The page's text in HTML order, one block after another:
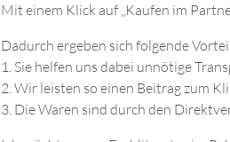
Mit einem Klick auf „Kaufen im
Dadurch ergeben sich folgende
1. Sie helfen uns dabei unnötige
2. Wir leisten so einen Beitrag zum
3. Die Waren sind durch den